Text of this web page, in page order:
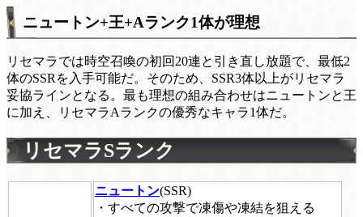
ニュートン+王+Aランク1体が理想
リセマラでは時空召喚の初回20連と引き直し放題で、最低2
体のSSRを入手可能だ。そのため、SSR3体以上がリセマラ
妥協ラインとなる。最も理想の組み合わせはニュートンと王
に加え、リセマラAランクの優秀なキャラ1体だ。
リセマラSランク
ニュートン(SSR)
・すべての攻撃で凍傷や凍結を狙える